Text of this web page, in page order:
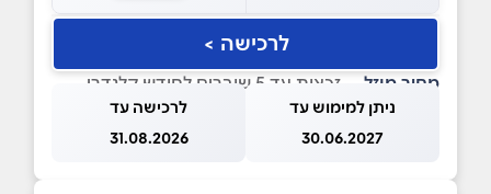
לרכישה >
מחיר מוזל — זכאות עד 5 שוברים לחודש קלנדרי
ניתן למימוש עד
30.06.2027
לרכישה עד
31.08.2026